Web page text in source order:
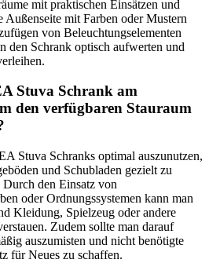
mit praktischen Einsätzen und
Außenseite mit Farben oder Mustern
von Beleuchtungselementen
den Schrank optisch aufwerten und
Stuva Schrank am
den verfügbaren Stauraum
Stuva Schranks optimal auszunutzen,
und Schubladen gezielt zu
den Einsatz von
oder Ordnungssystemen kann man
Kleidung, Spielzeug oder andere
Zudem sollte man darauf
auszumisten und nicht benötigte
für Neues zu schaffen.